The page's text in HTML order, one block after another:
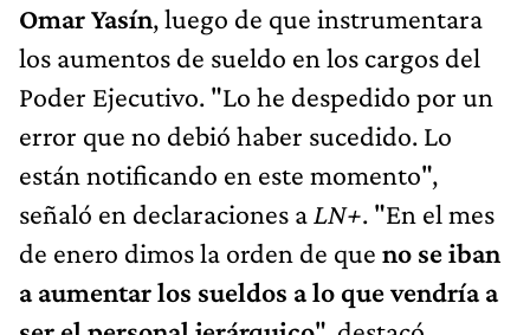
Omar Yasín, luego de que instrumentara
los aumentos de sueldo en los cargos del
Poder Ejecutivo. "Lo he despedido por un
error que no debió haber sucedido. Lo
están notificando en este momento",
señaló en declaraciones a LN+. "En el mes
de enero dimos la orden de que no se iban
a aumentar los sueldos a lo que vendría a